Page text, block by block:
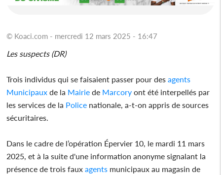
© Koaci.com - mercredi 12 mars 2025 - 16:47
Les suspects (DR)
Trois individus qui se faisaient passer pour desagents
Municipaux de la Mairie de Marcory ont été interpellés par
les services de la Police nationale, a-t-on appris de sources
sécuritaires.
Dans le cadre de l’opération Épervier 10, le mardi 11 mars
2025, et à la suite d'une information anonyme signalant la
présence de trois fauxagents municipaux au magasin de